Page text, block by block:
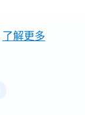
了解更多